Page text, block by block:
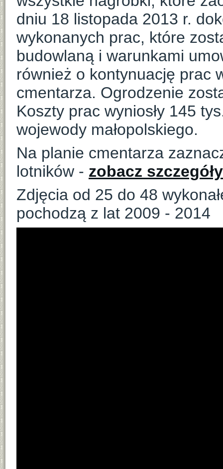
dniu 18 listopada 2013 r.
wykonanych prac, które
budowlaną i warunkami
również o kontynuację prac
cmentarza. Ogrodzenie
Koszty prac wyniosły 145
wojewody małopolskiego.
Na planie cmentarza
lotników - zobacz
Zdjęcia od 25 do 48
pochodzą z lat 2009 - 2014